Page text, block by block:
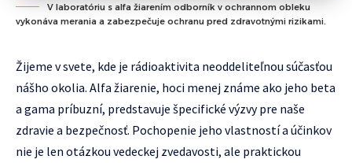
V laboratóriu s alfa žiarením odborník v ochrannom obleku
vykonáva merania a zabezpečuje ochranu pred zdravotnými rizikami.
Žijeme v svete, kde je rádioaktivita neoddeliteľnou súčasťou
nášho okolia. Alfa žiarenie, hoci menej známe ako jeho beta
a gama príbuzní, predstavuje špecifické výzvy pre naše
zdravie a bezpečnosť. Pochopenie jeho vlastností a účinkov
nie je len otázkou vedeckej zvedavosti, ale praktickou